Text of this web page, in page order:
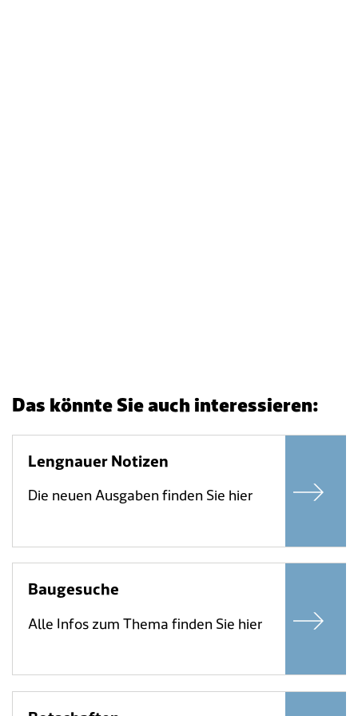
Das könnte Sie auch interessieren:
Lengnauer Notizen
Die neuen Ausgaben finden Sie hier
Baugesuche
Alle Infos zum Thema finden Sie hier